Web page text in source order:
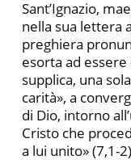
Sant’Ignazio,
nella sua lettera
preghiera
esorta ad essere
supplica, una
carità», a
di Dio, intorno
Cristo che
a lui unito» (7,1-